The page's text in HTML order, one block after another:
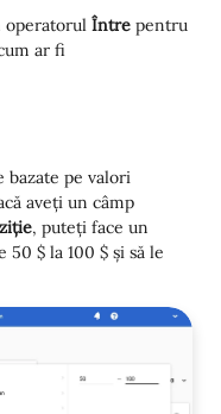
operatorul Între pentru
ar fi
bazate pe valori
aveți un câmp
, puteți face un
$ la 100 $ și să le